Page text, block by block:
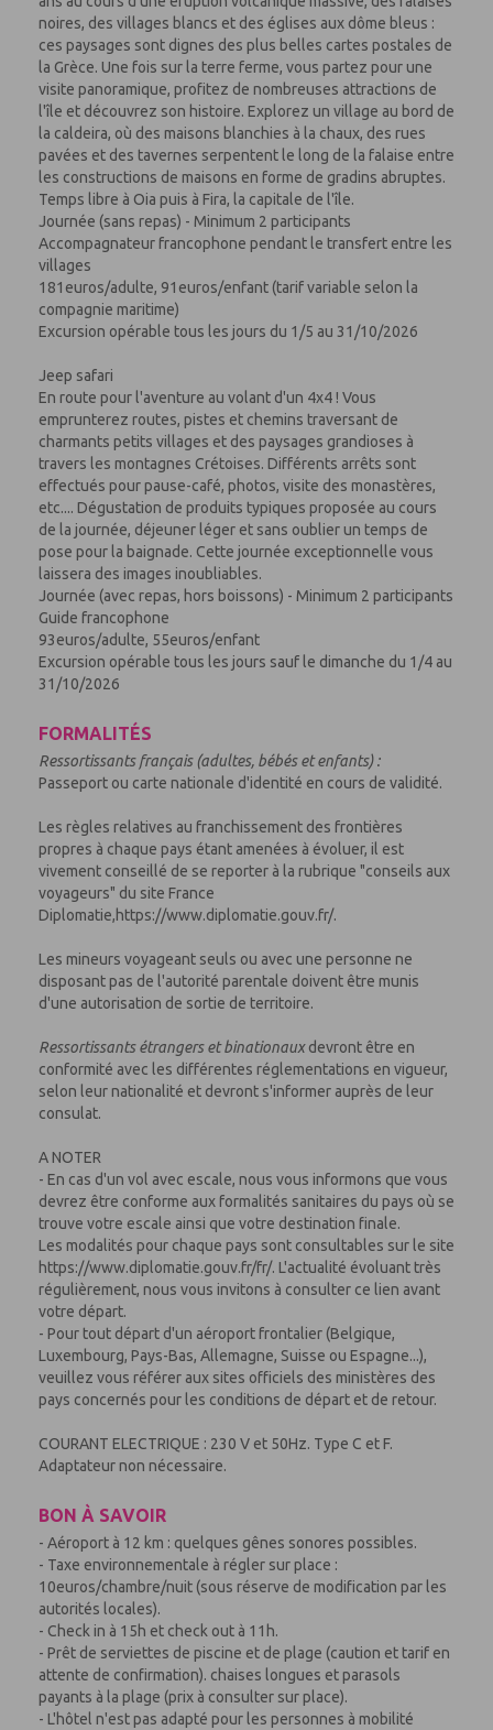
noires, des villages blancs et des églises aux dôme bleus :
ces paysages sont dignes des plus belles cartes postales de
la Grèce. Une fois sur la terre ferme, vous partez pour une
visite panoramique, profitez de nombreuses attractions de
l'île et découvrez son histoire. Explorez un village au bord de
la caldeira, où des maisons blanchies à la chaux, des rues
pavées et des tavernes serpentent le long de la falaise entre
les constructions de maisons en forme de gradins abruptes.
Temps libre à Oia puis à Fira, la capitale de l'île.
Journée (sans repas) - Minimum 2 participants
Accompagnateur francophone pendant le transfert entre les
villages
181euros/adulte, 91euros/enfant (tarif variable selon la
compagnie maritime)
Excursion opérable tous les jours du 1/5 au 31/10/2026
Jeep safari
En route pour l'aventure au volant d'un 4x4 ! Vous
emprunterez routes, pistes et chemins traversant de
charmants petits villages et des paysages grandioses à
travers les montagnes Crétoises. Différents arrêts sont
effectués pour pause-café, photos, visite des monastères,
etc.... Dégustation de produits typiques proposée au cours
de la journée, déjeuner léger et sans oublier un temps de
pose pour la baignade. Cette journée exceptionnelle vous
laissera des images inoubliables.
Journée (avec repas, hors boissons) - Minimum 2 participants
Guide francophone
93euros/adulte, 55euros/enfant
Excursion opérable tous les jours sauf le dimanche du 1/4 au
31/10/2026
FORMALITÉS
Ressortissants français (adultes, bébés et enfants) :
Passeport ou carte nationale d'identité en cours de validité.
Les règles relatives au franchissement des frontières
propres à chaque pays étant amenées à évoluer, il est
vivement conseillé de se reporter à la rubrique "conseils aux
voyageurs" du site France
Diplomatie,https://www.diplomatie.gouv.fr/.
Les mineurs voyageant seuls ou avec une personne ne
disposant pas de l'autorité parentale doivent être munis
d'une autorisation de sortie de territoire.
Ressortissants étrangers et binationauxdevront être en
conformité avec les différentes réglementations en vigueur,
selon leur nationalité et devront s'informer auprès de leur
consulat.
A NOTER
- En cas d'un vol avec escale, nous vous informons que vous
devrez être conforme aux formalités sanitaires du pays où se
trouve votre escale ainsi que votre destination finale.
Les modalités pour chaque pays sont consultables sur le site
https://www.diplomatie.gouv.fr/fr/. L'actualité évoluant très
régulièrement, nous vous invitons à consulter ce lien avant
votre départ.
- Pour tout départ d'un aéroport frontalier (Belgique,
Luxembourg, Pays-Bas, Allemagne, Suisse ou Espagne...),
veuillez vous référer aux sites officiels des ministères des
pays concernés pour les conditions de départ et de retour.
COURANT ELECTRIQUE : 230 V et 50Hz. Type C et F.
Adaptateur non nécessaire.
BON À SAVOIR
- Aéroport à 12 km : quelques gênes sonores possibles.
- Taxe environnementale à régler sur place :
10euros/chambre/nuit (sous réserve de modification par les
autorités locales).
- Check in à 15h et check out à 11h.
- Prêt de serviettes de piscine et de plage (caution et tarif en
attente de confirmation). chaises longues et parasols
payants à la plage (prix à consulter sur place).
- L'hôtel n'est pas adapté pour les personnes à mobilité